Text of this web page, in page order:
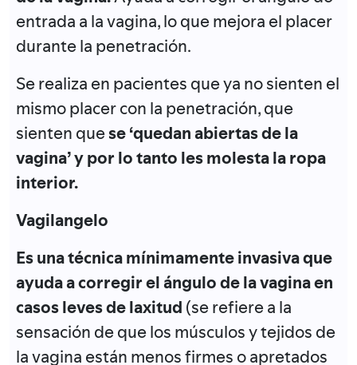
entrada a la vagina, lo que mejora el placer
durante la penetración.
Se realiza en pacientes que ya no sienten el
mismo placer con la penetración, que
sienten quese ‘quedan abiertas de la
vagina’ y por lo tanto les molesta la ropa
interior.
Vagilangelo
Es una técnica mínimamente invasiva que
ayuda a corregir el ángulo de la vagina en
casos leves de laxitud (se refiere a la
sensación de que los músculos y tejidos de
la vagina están menos firmes o apretados